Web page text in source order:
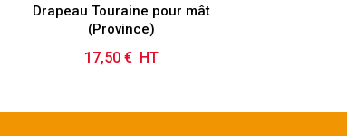
Drapeau Touraine pour mât
(Province)
Prix
17,50 € HT